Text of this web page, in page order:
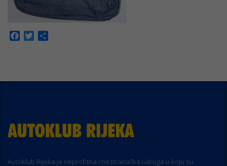
Facebook
Twitter
Autoklub Rijeka je neprofitna i nestranačka udruga u koju su